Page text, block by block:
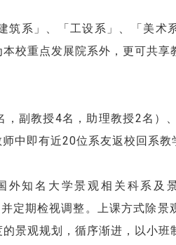
系」、「工设系」、「美术
校重点发展院系外，更可共
副教授4名，助理教授2名）
中即有近20位系友返校回系教
知名大学景观相关科系及
期检视调整。上课方式除景
景观规划，循序渐进，以小